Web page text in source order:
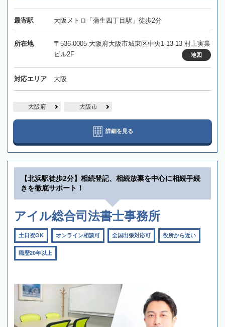
最寄駅 大阪メトロ「蒲生四丁目駅」徒歩2分
所在地
〒536-0005 大阪府大阪市城東区中央1-13-13 村上実業
ビル2F
地図
対応エリア 大阪
大阪府 大阪市
詳細を見る
【北浜駅徒歩2分】相続登記、相続放棄を中心に相続手続
きを徹底サポート！
アイル総合司法書士事務所
土日祝OK オンライン相談可 全国出張対応可 役所から近い
職歴20年以上